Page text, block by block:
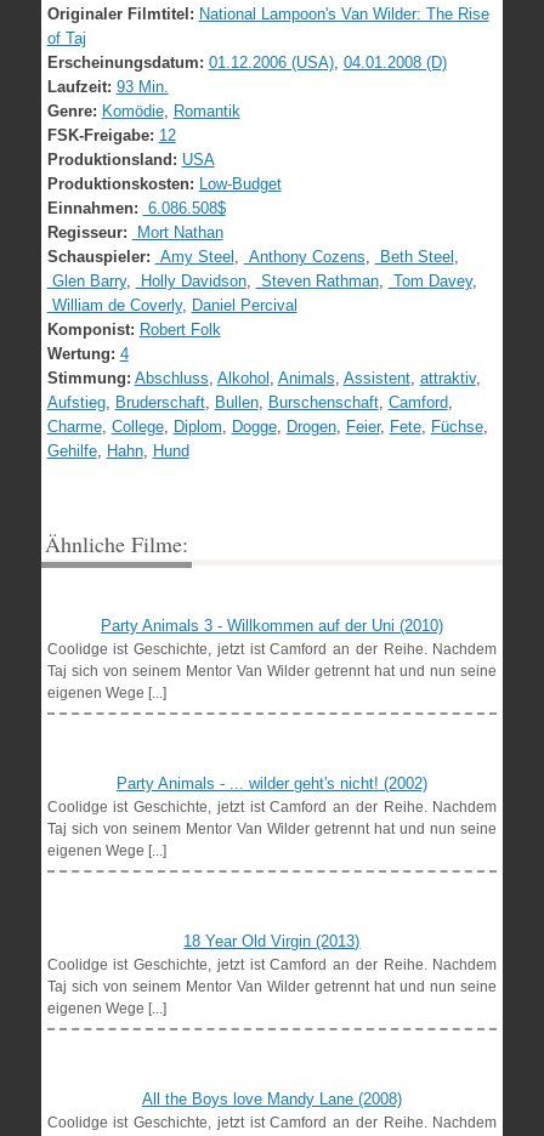
Originaler Filmtitel: National Lampoon's Van Wilder: The Rise
of Taj
Erscheinungsdatum: 01.12.2006 (USA), 04.01.2008 (D)
Laufzeit: 93 Min.
Genre: Komödie, Romantik
FSK-Freigabe: 12
Produktionsland: USA
Produktionskosten: Low-Budget
Einnahmen: 6.086.508$
Regisseur:
Mort Nathan
Schauspieler: Amy Steel Anthony Cozens Beth Steel
Glen Barry, Holly Davidson, Steven Rathman, Tom Davey,
William de Coverly, Daniel Percival
Komponist: Robert Folk
Wertung: 4
Stimmung: Abschluss Alkohol Animals Assistent, attraktiv,
Aufstieg, Bruderschaft, Bullen, Burschenschaft, Camford,
Charme, College, Diplom Dogge, Drogen, Feier, Fete, Füchse,
Gehilfe, Hahn, Hund
Ähnliche Filme:
Party Animals 3 - Willkommen auf der Uni (2010)
Coolidge ist Geschichte, jetzt ist Camford an der Reihe. Nachdem
Taj sich von seinem Mentor Van Wilder getrennt hat und nun seine
eigenen Wege [...]
Party Animals - ... wilder geht's nicht! (2002)
Coolidge ist Geschichte, jetzt ist Camford an der Reihe. Nachdem
Taj sich von seinem Mentor Van Wilder getrennt hat und nun seine
eigenen Wege [...]
18 Year Old Virgin (2013)
Coolidge ist Geschichte, jetzt ist Camford an der Reihe. Nachdem
Taj sich von seinem Mentor Van Wilder getrennt hat und nun seine
eigenen Wege [...]
All the Boys love Mandy Lane (2008)
Coolidge ist Geschichte, jetzt ist Camford an der Reihe. Nachdem